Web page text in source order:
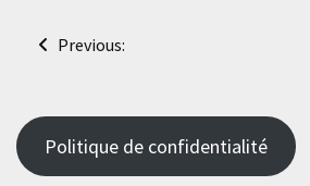
Navigation
l’article
Previous:
Politique de confidentialité